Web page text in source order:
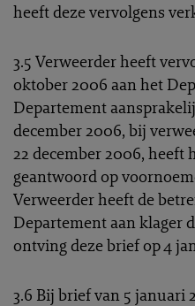
heeft deze vervolgens
3.5 Verweerder heeft
oktober 2006 aan het
Departement
december 2006, bij
22 december 2006, heeft
geantwoord op
Verweerder heeft de
Departement aan klager
ontving deze brief op 4
3.6 Bij brief van 5 januari